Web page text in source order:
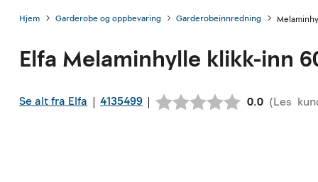
Hjem Garderobe og oppbevaring Garderobeinnredning
Elfa Melaminhylle klikk-inn
Se alt fra Elfa | 4135499 | 0.0 (Les